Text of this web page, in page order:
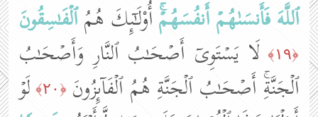
ٱللَّهَفَأَنسَىٰهُمۡ أَنفُسَهُمۡۚ أُو۟لَـٰۤىِٕكَ هُمُٱلۡفَـٰسِقُونَ
﴿١٩﴾
لَا یَسۡتَوِیۤ أَصۡحَـٰبُ ٱلنَّارِ وَأَصۡحَـٰبُ
ٱلۡجَنَّةِۚ أَصۡحَـٰبُ ٱلۡجَنَّةِ هُمُ ٱلۡفَاۤىِٕزُونَ ﴿٢٠﴾
لَوۡ